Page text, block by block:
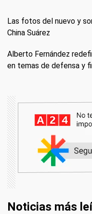
Las fotos del nuevo y
China Suárez
Alberto Fernández
en temas de defensa y
Noticias más